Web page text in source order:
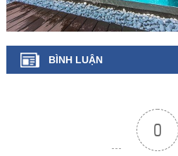
BÌNH LUẬN
0